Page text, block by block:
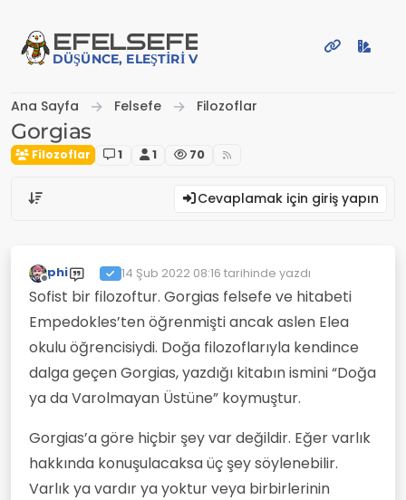
EFELSEFE
DÜŞÜNCE, ELEŞTIRI VE PAYLAŞIM PLATFORMU
Ana Sayfa Felsefe Filozoflar
Gorgias
Filozoflar 1 1 70
Cevaplamak için giriş yapın
Çevrimdışı
phi 14 Şub 2022 08:16 tarihinde yazdı
Son düzenleyen:
Sofist bir filozoftur. Gorgias felsefe ve hitabeti
Empedokles’ten öğrenmişti ancak aslen Elea
okulu öğrencisiydi. Doğa filozoflarıyla kendince
dalga geçen Gorgias, yazdığı kitabın ismini “Doğa
ya da Varolmayan Üstüne” koymuştur.
Gorgias’a göre hiçbir şey var değildir. Eğer varlık
hakkında konuşulacaksa üç şey söylenebilir.
Varlık ya vardır ya yoktur veya birbirlerinin